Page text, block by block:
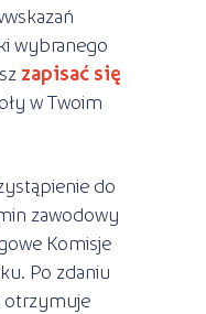
wybranego
zapisać się
w Twoim
do
zawodowy
Komisje
Po zdaniu
otrzymuje